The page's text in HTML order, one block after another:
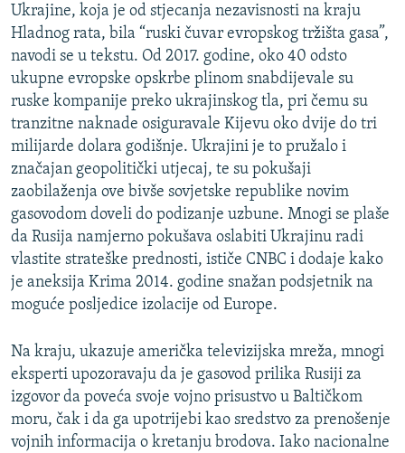
Ukrajine, koja je od stjecanja nezavisnosti na kraju
Hladnog rata, bila “ruski čuvar evropskog tržišta gasa”,
navodi se u tekstu. Od 2017. godine, oko 40 odsto
ukupne evropske opskrbe plinom snabdijevale su
ruske kompanije preko ukrajinskog tla, pri čemu su
tranzitne naknade osiguravale Kijevu oko dvije do tri
milijarde dolara godišnje. Ukrajini je to pružalo i
značajan geopolitički utjecaj, te su pokušaji
zaobilaženja ove bivše sovjetske republike novim
gasovodom doveli do podizanje uzbune. Mnogi se plaše
da Rusija namjerno pokušava oslabiti Ukrajinu radi
vlastite strateške prednosti, ističe CNBC i dodaje kako
je aneksija Krima 2014. godine snažan podsjetnik na
moguće posljedice izolacije od Europe.
Na kraju, ukazuje američka televizijska mreža, mnogi
eksperti upozoravaju da je gasovod prilika Rusiji za
izgovor da poveća svoje vojno prisustvo u Baltičkom
moru, čak i da ga upotrijebi kao sredstvo za prenošenje
vojnih informacija o kretanju brodova. Iako nacionalne